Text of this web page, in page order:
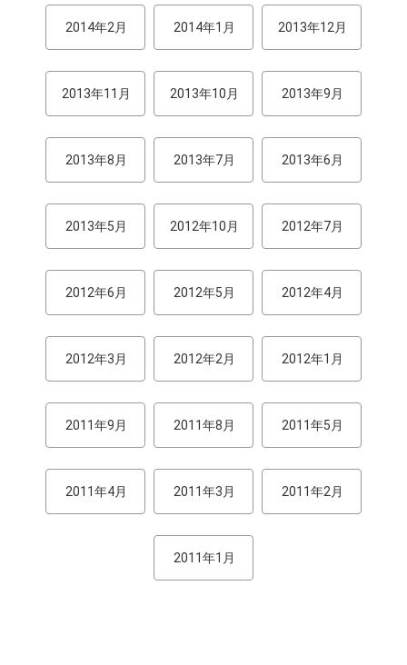
2014年2月 2014年1月 2013年12月
2013年11月 2013年10月 2013年9月
2013年8月 2013年7月 2013年6月
2013年5月 2012年10月 2012年7月
2012年6月 2012年5月 2012年4月
2012年3月 2012年2月 2012年1月
2011年9月 2011年8月 2011年5月
2011年4月 2011年3月 2011年2月
2011年1月